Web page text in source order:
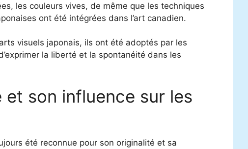
les couleurs vives, de même que les techniques
ont été intégrées dans l’art canadien.
visuels japonais, ils ont été adoptés par les
la liberté et la spontanéité dans les
et son influence sur les
été reconnue pour son originalité et sa